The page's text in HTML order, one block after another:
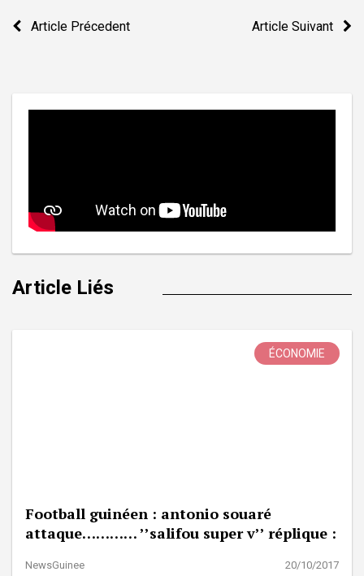
Navigation
Article Précedent Article Suivant
Article Liés
ÉCONOMIE
Football guinéen : antonio souaré
attaque………… ’’salifou super v’’ réplique :
NewsGuinee 20/10/2017